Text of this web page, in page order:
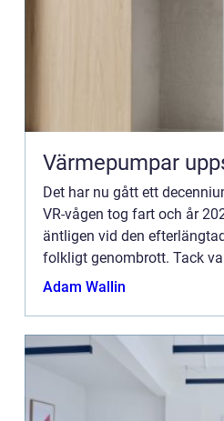
Värmepumpar
Det har nu gått ett
VR-vågen tog fart och år
äntligen vid den
folkligt genombrott. Tack
lätta, tr&...
Adam Wallin